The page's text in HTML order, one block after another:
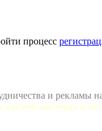
процесс
и рекламы
веб-мастеров и